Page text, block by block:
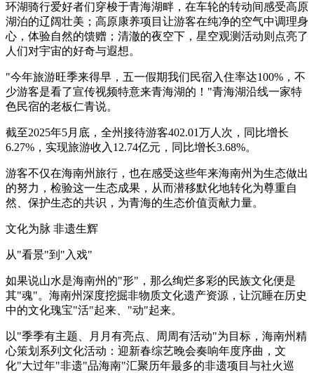
环湖骑行爱好者们穿梭于青海湖畔，在车轮的转动间感受高原
湖泊的辽阔壮美；高原康养项目让游客在纯净的空气中调理身
心，体验自然的馈赠；清澈的夜空下，星空观测活动则点亮了
人们对宇宙的好奇与遐想。
"今年旅游旺季来得早，五一假期我们民宿入住率达100%，不
少游客是看了宣传视频特意来青海湖的！"青海湖沿线一家特
色民宿的老板仁青说。
截至2025年5月底，全州接待游客402.01万人次，同比增长
6.27%，实现旅游收入12.74亿元，同比增长3.68%。
游客不仅在海南州旅行，也在感受这些年来海南州为生态做出
的努力，检验这一生态成果，从而潜移默化地转化为尊重自
然、保护生态的共识，为青海的生态价值贡献力量。
文化为脉 非遗生辉
从"看景"到"入戏"
如果说山水是海南州的"形"，那么绚烂多彩的民族文化便是
其"魂"。海南州深度挖掘非物质文化遗产资源，让沉睡在历史
中的文化瑰宝"活"起来、"动"起来。
以"季季有主题、月月有亮点、周周有活动"为目标，海南州精
心策划系列文化活动：迎新春综艺晚会奏响年度序曲，文
化"大过年"非遗"品海南"汇聚历年最多的非遗项目与社火巡